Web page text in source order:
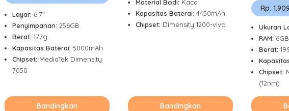
Layar: 6.7"
Penyimpanan: 256GB
Berat: 177g
Kapasitas Baterai: 5000mAh
Chipset: MediaTek Dimensity
7050
Bandingkan
Material Bodi: Kaca
Kapasitas Baterai: 4450mAh
Chipset: Dimensity 1200-vivo
Bandingkan
Rp.
Ukuran
RAM: 6GB
Berat:
Chipset:
(12nm)